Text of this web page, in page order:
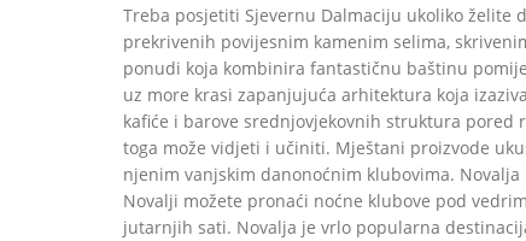
Treba posjetiti Sjevernu Dalmaciju ukoliko želite
prekrivenih povijesnim kamenim selima,
ponudi koja kombinira fantastičnu baštinu
uz more krasi zapanjujuća arhitektura koja
kafiće i barove srednjovjekovnih struktura pored
toga može vidjeti i učiniti. Mještani proizvode
njenim vanjskim danonoćnim klubovima.
Novalji možete pronaći noćne klubove pod
jutarnjih sati. Novalja je vrlo popularna